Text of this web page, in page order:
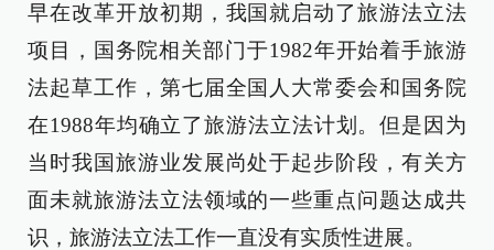
早在改革开放初期，我国就启动了旅游法立法
项目，国务院相关部门于1982年开始着手旅游
法起草工作，第七届全国人大常委会和国务院
在1988年均确立了旅游法立法计划。但是因为
当时我国旅游业发展尚处于起步阶段，有关方
面未就旅游法立法领域的一些重点问题达成共
识，旅游法立法工作一直没有实质性进展。